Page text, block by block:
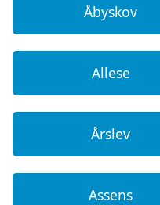
Åbyskov
Allese
Årslev
Assens